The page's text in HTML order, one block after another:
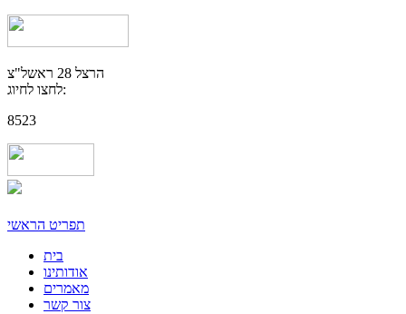
הרצל 28 ראשל"צ
לחצו לחיוג:
8523
תפריט הראשי
בית
אודותינו
מאמרים
צור קשר